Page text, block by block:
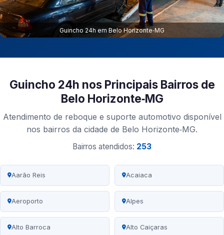
Guincho 24h em Belo Horizonte‑MG
Guincho 24h nos Principais Bairros de
Belo Horizonte‑MG
Atendimento de reboque e suporte automotivo disponível
nos bairros da cidade de Belo Horizonte‑MG.
Bairros atendidos: 253
Aarão Reis Acaiaca
Aeroporto Alpes
Alto Barroca Alto Caiçaras